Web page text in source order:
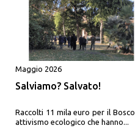
Maggio 2026
Salviamo? Salvato!
Raccolti 11 mila euro per il
attivismo ecologico che hanno...